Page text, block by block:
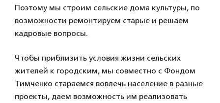
Поэтому мы строим сельские дома культуры, по
возможности ремонтируем старые и решаем
кадровые вопросы.
Чтобы приблизить условия жизни сельских
жителей к городским, мы совместно с Фондом
Тимченко стараемся вовлечь население в разные
проекты, даем возможность им реализовать